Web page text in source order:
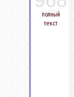
полный
текст